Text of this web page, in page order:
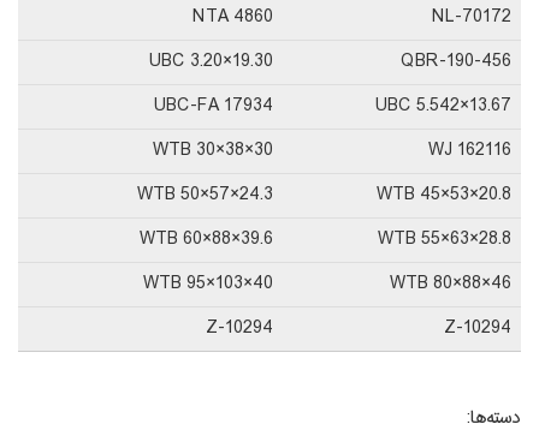
NL-70172
NTA 4860
QBR-190-456
UBC 3.20×19.30
UBC 5.542×13.67
UBC-FA 17934
WJ 162116
WTB 30×38×30
WTB 45×53×20.8
WTB 50×57×24.3
WTB 55×63×28.8
WTB 60×88×39.6
WTB 80×88×46
WTB 95×103×40
Z-10294
Z-10294
دسته‌ها: